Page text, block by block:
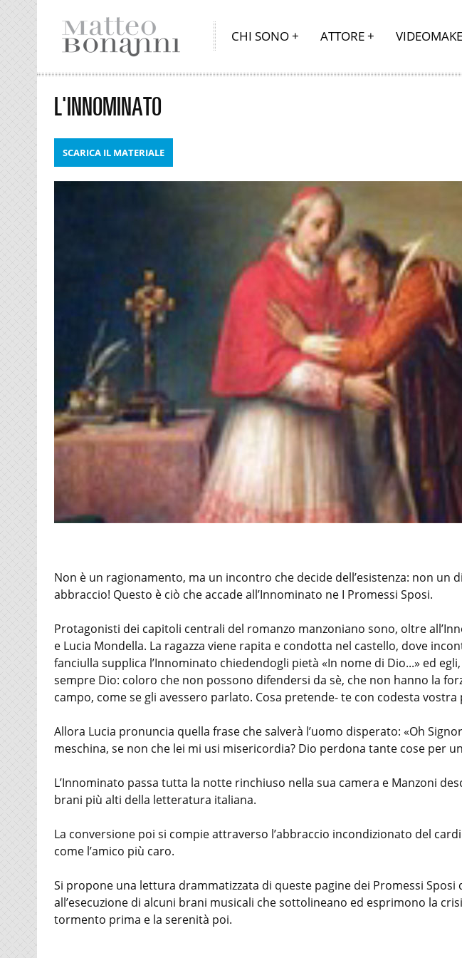
CHI SONO ATTORE
L'INNOMINATO
SCARICA IL MATERIALE
Non è un ragionamento, ma un incontro che decide dell’esistenza: non un
abbraccio! Questo è ciò che accade all’Innominato ne I Promessi Sposi.
Protagonisti dei capitoli centrali del romanzo manzoniano sono, oltre
e Lucia Mondella. La ragazza viene rapita e condotta nel castello, dove
fanciulla supplica l’Innominato chiedendogli pietà «In nome di Dio...» ed
sempre Dio: coloro che non possono difendersi da sè, che non hanno la
campo, come se gli avessero parlato. Cosa pretende- te con codesta vostra
Allora Lucia pronuncia quella frase che salverà l’uomo disperato: «Oh
meschina, se non che lei mi usi misericordia? Dio perdona tante cose per
L’Innominato passa tutta la notte rinchiuso nella sua camera e Manzoni
brani più alti della letteratura italiana.
La conversione poi si compie attraverso l’abbraccio incondizionato del
come l’amico più caro.
Si propone una lettura drammatizzata di queste pagine dei Promessi
all’esecuzione di alcuni brani musicali che sottolineano ed esprimono la
tormento prima e la serenità poi.